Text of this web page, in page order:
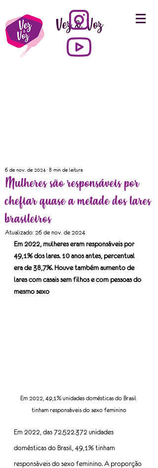
Vez & Voz
Mulheres são responsáveis por
chefiar quase a metade dos lares
brasileiros
6 de nov. de 2024 8 min de leitura
Atualizado: 26 de nov. de 2024
Em 2022, mulheres eram responsáveis por
49,1% dos lares. 10 anos antes, percentual
era de 38,7%. Houve também aumento de
lares com casais sem filhos e com pessoas do
mesmo sexo
Em 2022, 49,1% unidades domésticas do Brasil
tinham responsáveis do sexo feminino
Em 2022, das 72.522.372 unidades
domésticas do Brasil, 49,1% tinham
responsáveis do sexo feminino. A proporção